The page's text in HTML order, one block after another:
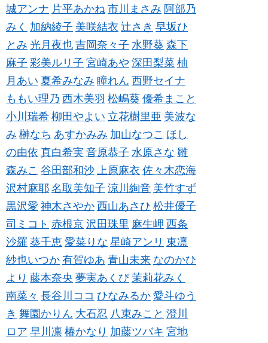
城アンナ 片平あかね 市川まさみ 阿部乃
みく 加納綾子 美咲結衣 辻さき 早坂ひ
とみ 光月夜也 吉岡奈々子 水野葵 森下
麻子 彩美ルリ子 宮崎あや 深田梨菜 柚
月あい 夏希みなみ 瞳れん 西野セイナ
ももい理乃 西木美羽 松嶋葵 優希まこと
小川瑞希 柳田やよい 立花樹里亜 美波な
み 榊なち あすかみみ 加山なつこ ほし
の由依 真白希実 音原恭子 水原さな 雛
森みこ 谷田部和沙 上原麻衣 佐々木恋海
沢村麻耶 名取美知子 涼川絢音 美竹すず
黒沢愛 神木さやか 西山あさひ 松井優子
司ミコト 赤根京 沢田珠里 麻生岬 西条
沙羅 葵千恵 愛菜りな 星崎アンリ 東凛
紗也いつか 有賀ゆあ 青山未来 なのかひ
より 藤本奈央 夢実あくび 茉莉花みく
南菜々 長谷川ココ ひなみるか 愛斗ゆう
き 舞園かりん 大石忍 八束みこと 澄川
ロア 早川凛 椿かなり 加藤ツバキ 宮地